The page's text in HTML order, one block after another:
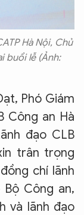
Hà Nội, Chủ
buổi lễ (Ảnh:
Phó Giám
Công an Hà
đạo CLB
trân trọng
chí lãnh
Công an,
và lãnh đạo
trợ!